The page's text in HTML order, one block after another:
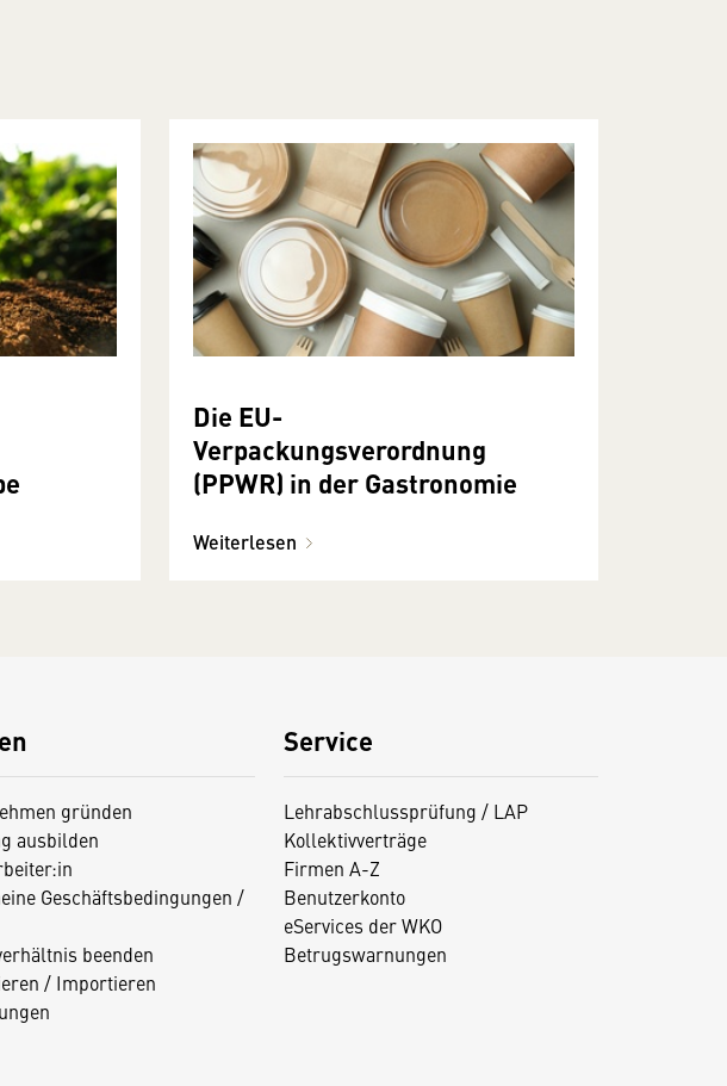
Die EU-
Verpackungsverordnung
(PPWR) in der Gastronomie
Weiterlesen
gründen
ausbilden
Geschäftsbedingungen /
beenden
/ Importieren
Service
Lehrabschlussprüfung / LAP
Kollektivverträge
Firmen A-Z
Benutzerkonto
eServices der WKO
Betrugswarnungen